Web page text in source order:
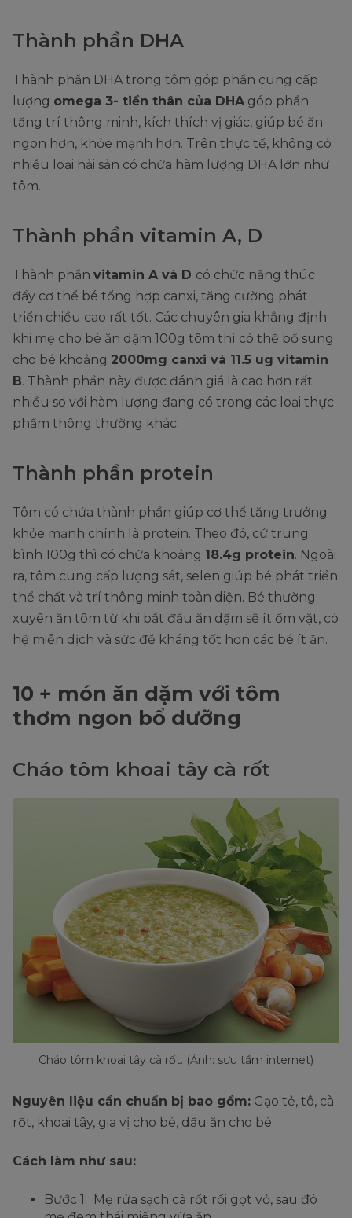
Thành phần DHA
Thành phần DHA trong tôm góp phần cung cấp
lượng omega 3- tiền thân của DHA góp phần
tăng trí thông minh, kích thích vị giác, giúp bé ăn
ngon hơn, khỏe mạnh hơn. Trên thực tế, không có
nhiều loại hải sản có chứa hàm lượng DHA lớn như
tôm.
Thành phần vitamin A, D
Thành phần vitamin A và D có chức năng thúc
đẩy cơ thể bé tổng hợp canxi, tăng cường phát
triển chiều cao rất tốt. Các chuyên gia khẳng định
khi mẹ cho bé ăn dặm 100g tôm thì có thể bổ sung
cho bé khoảng 2000mg canxi và 11.5 ug vitamin
B. Thành phần này được đánh giá là cao hơn rất
nhiều so với hàm lượng đang có trong các loại thực
phẩm thông thường khác.
Thành phần protein
Tôm có chứa thành phần giúp cơ thể tăng trưởng
khỏe mạnh chính là protein. Theo đó, cứ trung
bình 100g thì có chứa khoảng 18.4g protein. Ngoài
ra, tôm cung cấp lượng sắt, selen giúp bé phát triển
thể chất và trí thông minh toàn diện. Bé thường
xuyên ăn tôm từ khi bắt đầu ăn dặm sẽ ít ốm vặt, có
hệ miễn dịch và sức đề kháng tốt hơn các bé ít ăn.
10 + món ăn dặm với tôm
thơm ngon bổ dưỡng
Cháo tôm khoai tây cà rốt
Cháo tôm khoai tây cà rốt. (Ảnh: sưu tầm internet)
Nguyên liệu cần chuẩn bị bao gồm: Gạo tẻ, tô, cà
rốt, khoai tây, gia vị cho bé, dầu ăn cho bé.
Cách làm như sau:
Bước 1: Mẹ rửa sạch cà rốt rồi gọt vỏ, sau đó